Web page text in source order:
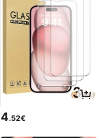
4.52€